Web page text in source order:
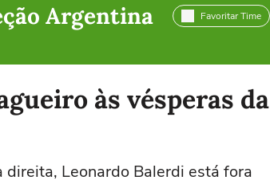
Argentina Favoritar Time
às vésperas da
direita, Leonardo Balerdi está fora